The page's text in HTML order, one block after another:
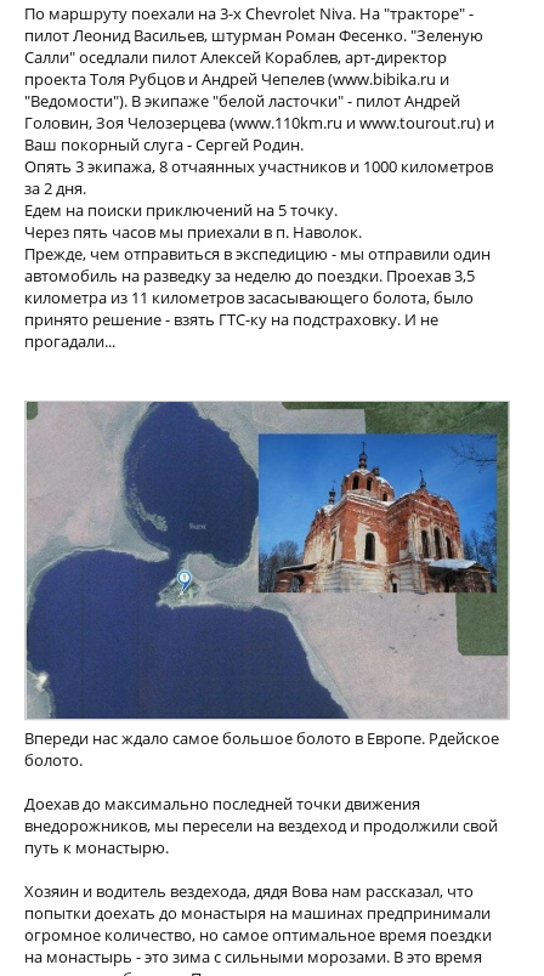
По маршруту поехали на 3-х Chevrolet Niva. На "тракторе" -
пилот Леонид Васильев, штурман Роман Фесенко. "Зеленую
Салли" оседлали пилот Алексей Кораблев, арт-директор
проекта Толя Рубцов и Андрей Чепелев (www.bibika.ru и
"Ведомости"). В экипаже "белой ласточки" - пилот Андрей
Головин, Зоя Челозерцева (www.110km.ru и www.tourout.ru) и
Ваш покорный слуга - Сергей Родин.
Опять 3 экипажа, 8 отчаянных участников и 1000 километров
за 2 дня.
Едем на поиски приключений на 5 точку.
Через пять часов мы приехали в п. Наволок.
Прежде, чем отправиться в экспедицию - мы отправили один
автомобиль на разведку за неделю до поездки. Проехав 3,5
километра из 11 километров засасывающего болота, было
принято решение - взять ГТС-ку на подстраховку. И не
прогадали...
Впереди нас ждало самое большое болото в Европе. Рдейское
болото.
Доехав до максимально последней точки движения
внедорожников, мы пересели на вездеход и продолжили свой
путь к монастырю.
Хозяин и водитель вездехода, дядя Вова нам рассказал, что
попытки доехать до монастыря на машинах предпринимали
огромное количество, но самое оптимальное время поездки
на монастырь - это зима с сильными морозами. В это время